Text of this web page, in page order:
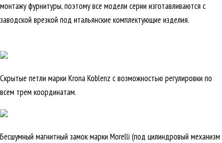
монтажу фурнитуры, поэтому все модели серии изготавливаются с
заводской врезкой под итальянские комплектующие изделия.
Скрытые петли марки Krona Koblenz с возможностью регулировки по
всем трем координатам.
Бесшумный магнитный замок марки Morelli (под цилиндровый механизм